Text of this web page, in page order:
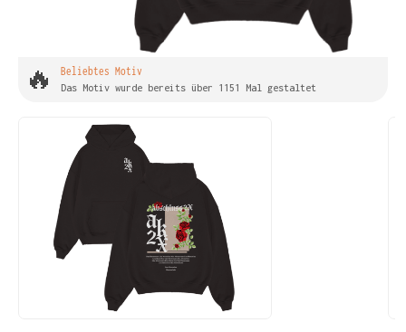
🔥 Beliebtes Motiv
Das Motiv wurde bereits über 1151 Mal gestaltet